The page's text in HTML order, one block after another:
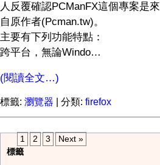
人反覆確認PCManFX這個專案是來
自原作者(Pcman.tw)。
主要有下列功能特點：
跨平台，無論Windo…
(閱讀全文…)
標籤: 瀏覽器 | 分類: firefox
1 2 3
Next »
標籤